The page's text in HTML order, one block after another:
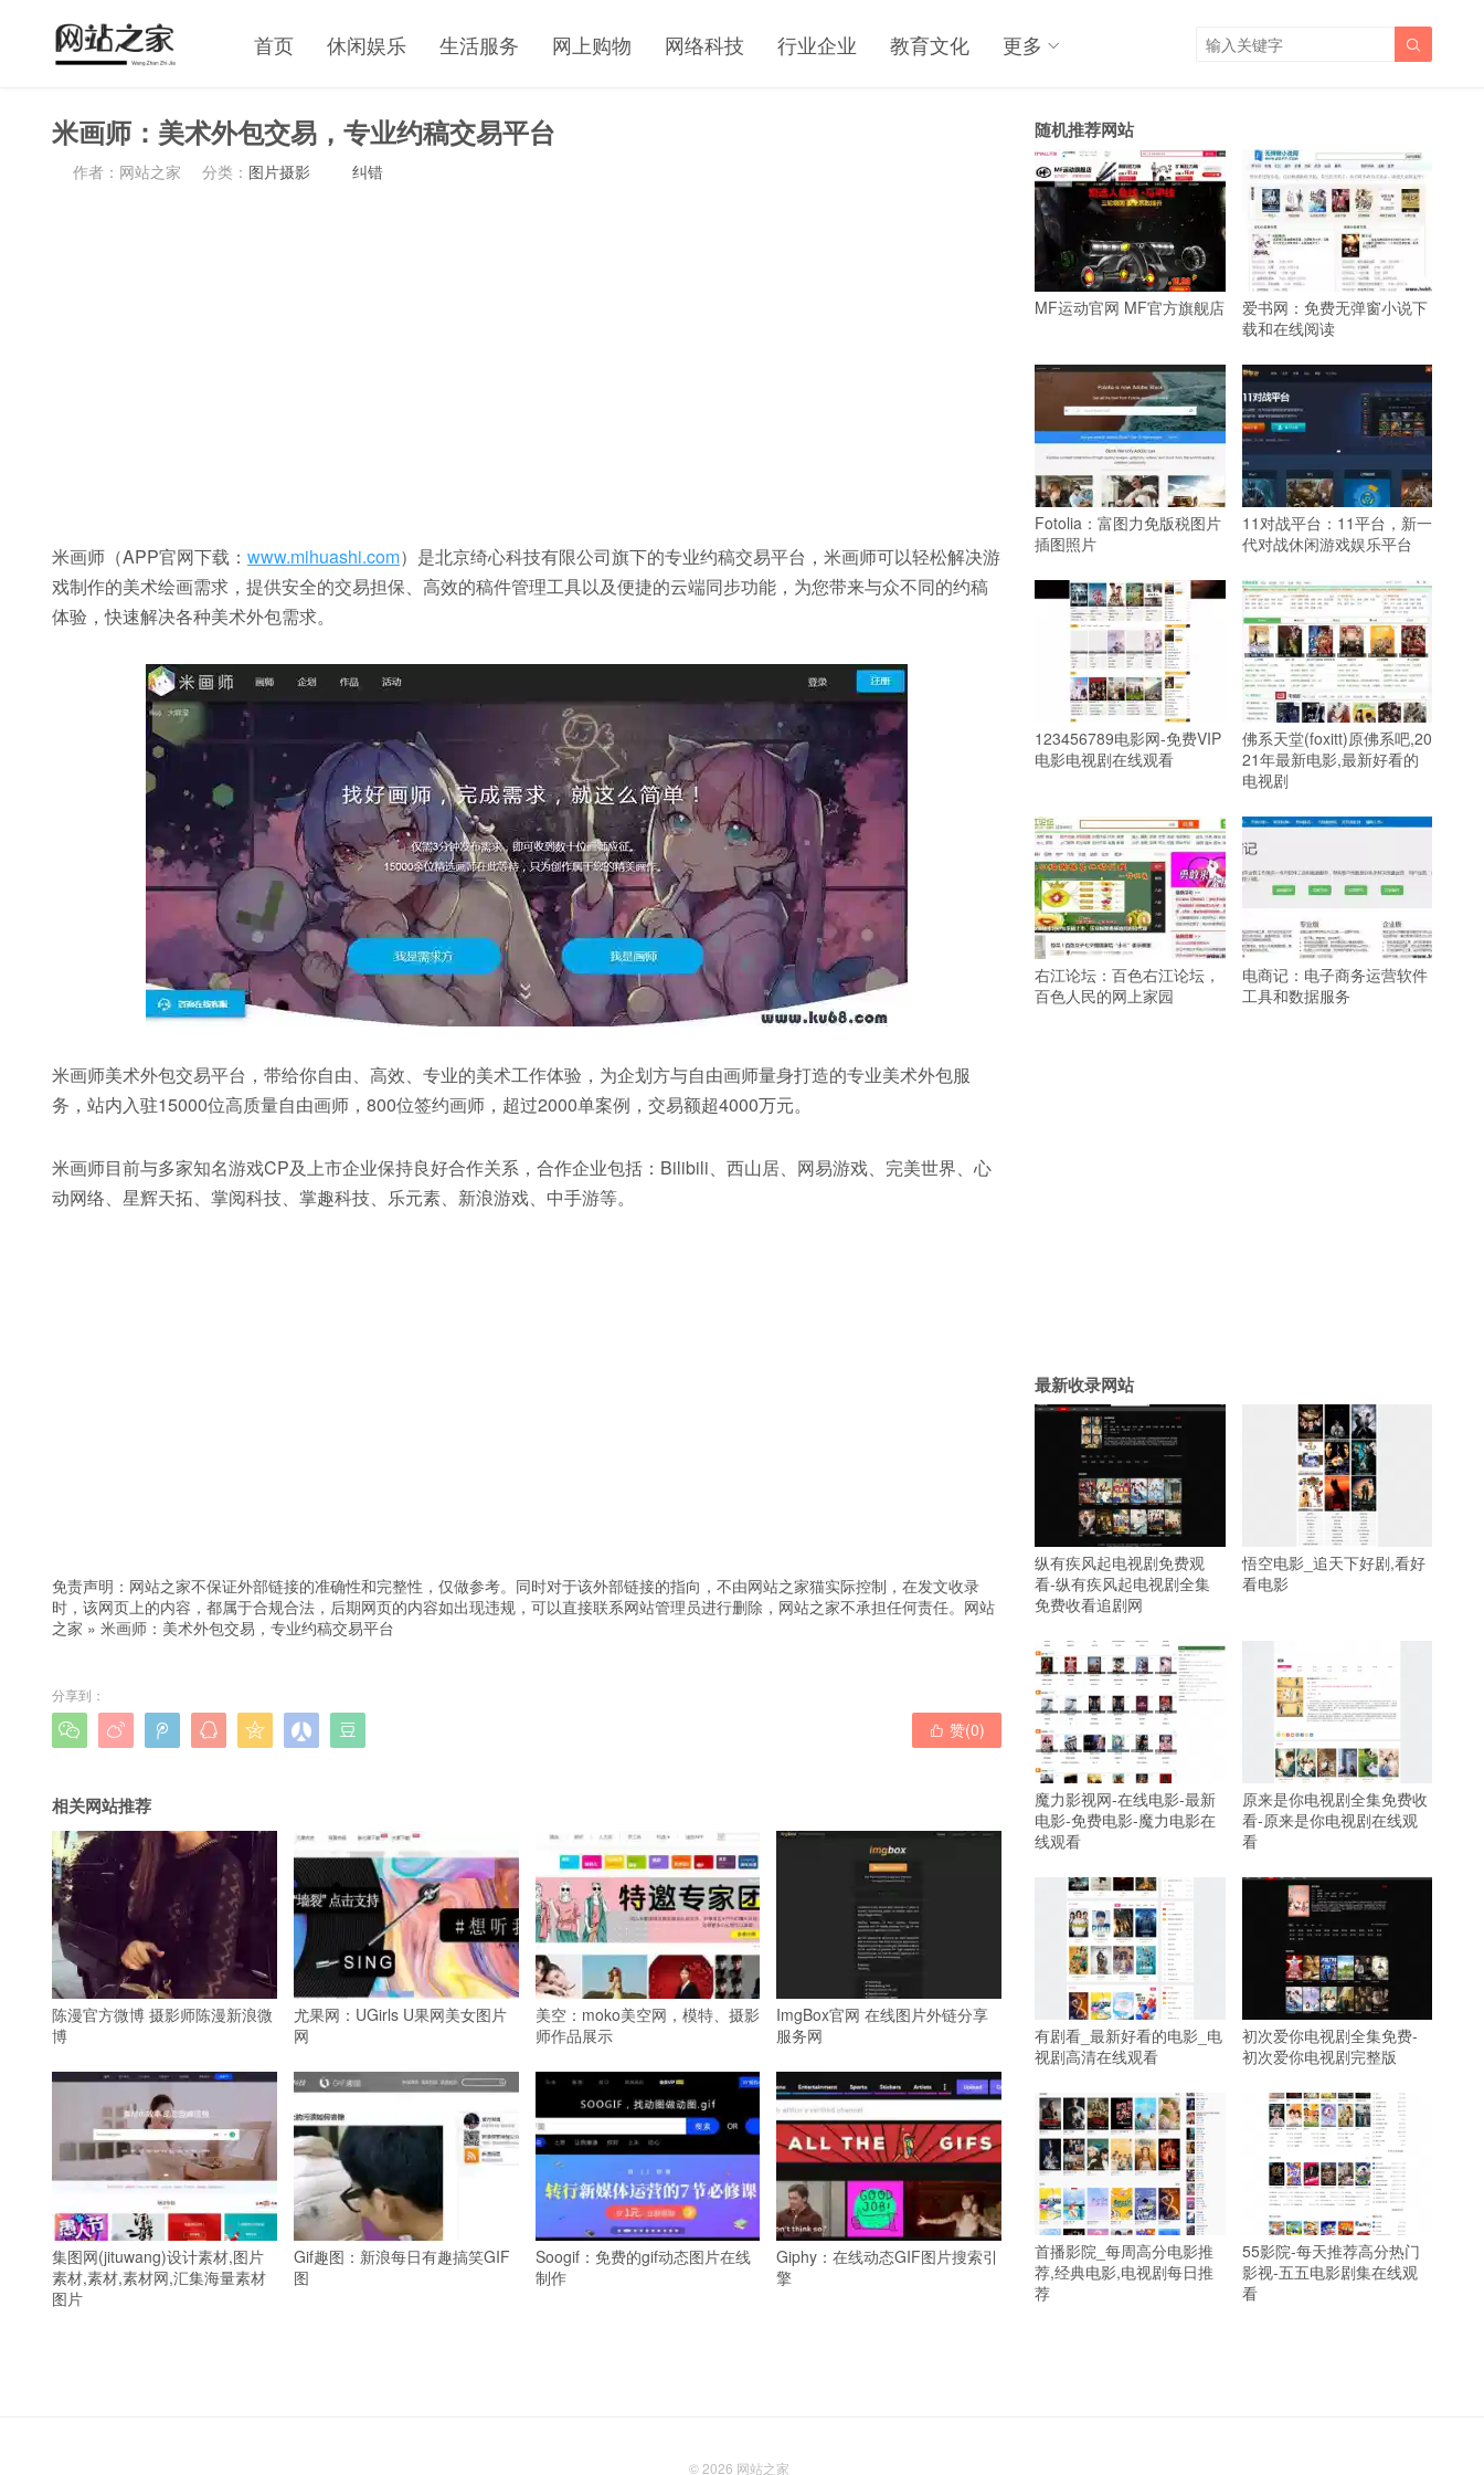
首页 休闲娱乐 生活服务 网上购物 网络科技 行业企业 教育文化 更多 
米画师：美术外包交易，专业约稿交易平台
作者：网站之家 分类： 图片摄影 纠错
米画师（APP官网下载： www.mihuashi.com）是北京绮心科技有限公司旗下的专业约稿交易平台，米画师可以轻松解决游
戏制作的美术绘画需求，提供安全的交易担保、高效的稿件管理工具以及便捷的云端同步功能，为您带来与众不同的约稿
体验，快速解决各种美术外包需求。
米画师美术外包交易平台，带给你自由、高效、专业的美术工作体验，为企划方与自由画师量身打造的专业美术外包服
务，站内入驻15000位高质量自由画师，800位签约画师，超过2000单案例，交易额超4000万元。
米画师目前与多家知名游戏CP及上市企业保持良好合作关系，合作企业包括：Bilibili、西山居、网易游戏、完美世界、心
动网络、星辉天拓、掌阅科技、掌趣科技、乐元素、新浪游戏、中手游等。
免责声明：网站之家不保证外部链接的准确性和完整性，仅做参考。同时对于该外部链接的指向，不由网站之家猫实际控制，在发文收录
时，该网页上的内容，都属于合规合法，后期网页的内容如出现违规，可以直接联系网站管理员进行删除，网站之家不承担任何责任。 网站
之家 » 米画师：美术外包交易，专业约稿交易平台
分享到：
        赞(0)
相关网站推荐
陈漫官方微博 摄影师陈漫新浪微
博
尤果网：UGirls U果网美女图片
网
美空：moko美空网，模特、摄影
师作品展示
ImgBox官网 在线图片外链分享
服务网
集图网(jituwang)设计素材,图片
素材,素材,素材网,汇集海量素材
图片
Gif趣图：新浪每日有趣搞笑GIF
图
Soogif：免费的gif动态图片在线
制作
Giphy：在线动态GIF图片搜索引
擎
随机推荐网站
MF运动官网 MF官方旗舰店
爱书网：免费无弹窗小说下
载和在线阅读
Fotolia：富图力免版税图片
插图照片
11对战平台：11平台，新一
代对战休闲游戏娱乐平台
123456789电影网-免费VIP
电影电视剧在线观看
佛系天堂(foxitt)原佛系吧,20
21年最新电影,最新好看的
电视剧
右江论坛：百色右江论坛，
百色人民的网上家园
电商记：电子商务运营软件
工具和数据服务
最新收录网站
纵有疾风起电视剧免费观
看-纵有疾风起电视剧全集
免费收看追剧网
悟空电影_追天下好剧,看好
看电影
魔力影视网-在线电影-最新
电影-免费电影-魔力电影在
线观看
原来是你电视剧全集免费收
看-原来是你电视剧在线观
看
有剧看_最新好看的电影_电
视剧高清在线观看
初次爱你电视剧全集免费-
初次爱你电视剧完整版
首播影院_每周高分电影推
荐,经典电影,电视剧每日推
荐
55影院-每天推荐高分热门
影视-五五电影剧集在线观
看
© 2026 网站之家